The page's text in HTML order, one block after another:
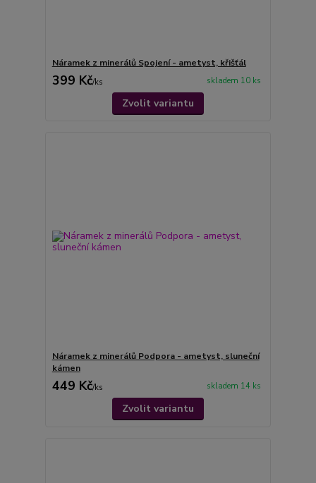
Náramek z minerálů Spojení - ametyst, křišťál
399 Kč/ks skladem 10 ks
Zvolit variantu
Náramek z minerálů Podpora - ametyst, sluneční
kámen
449 Kč/ks skladem 14 ks
Zvolit variantu